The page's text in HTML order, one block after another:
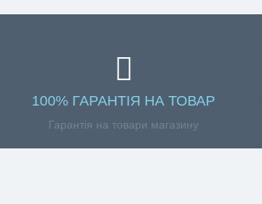
100% ГАРАНТІЯ НА ТОВАР
Гарантія на товари магазину